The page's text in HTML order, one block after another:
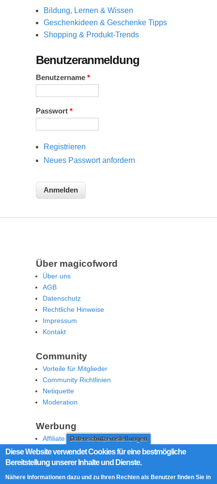
Datenschutzeinstellungen
Diese Website verwendet Cookies für eine bestmögliche
Bereitstellung unserer Inhalte und Dienste.
Nähere Informationen dazu und zu Ihren Rechten als Benutzer finden Sie in
Bildung, Lernen & Wissen
Geschenkideen & Geschenke Tipps
Shopping & Produkt-Trends
Benutzeranmeldung
Benutzername *
Passwort *
Registrieren
Neues Passwort anfordern
Über magicofword
Über uns
AGB
Datenschutz
Rechtliche Hinweise
Impressum
Kontakt
Community
Vorteile für Mitglieder
Community Richtlinien
Netiquette
Moderation
Werbung
Affiliate Offenlegung
Werben Sie auf MoW
Social Media